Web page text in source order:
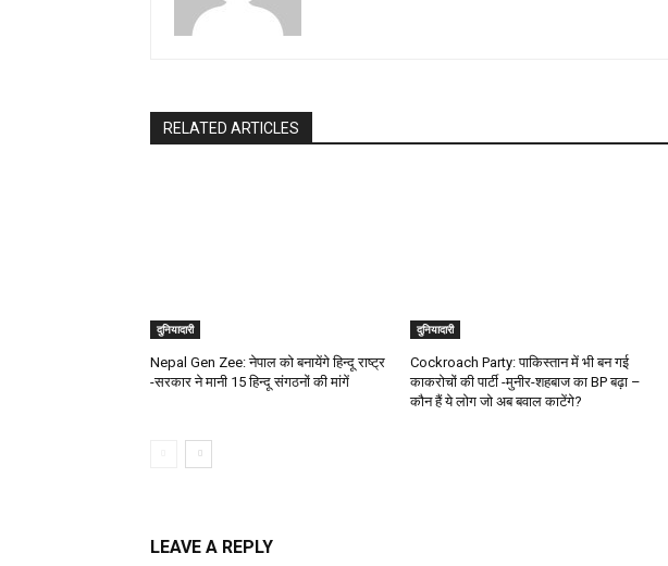
RELATED ARTICLES
दुनियादारी
Nepal Gen Zee: नेपाल को बनायेंगे हिन्दू राष्ट्र
-सरकार ने मानी 15 हिन्दू संगठनों की मांगें
दुनियादारी
Cockroach Party: पाकिस्तान में भी बन गई
काकरोचों की पार्टी -मुनीर-शहबाज का BP बढ़ा –
कौन हैं ये लोग जो अब बवाल काटेंगे?
LEAVE A REPLY